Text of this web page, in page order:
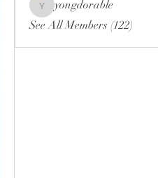
yongdorable
yongdorable
See All Members (122)